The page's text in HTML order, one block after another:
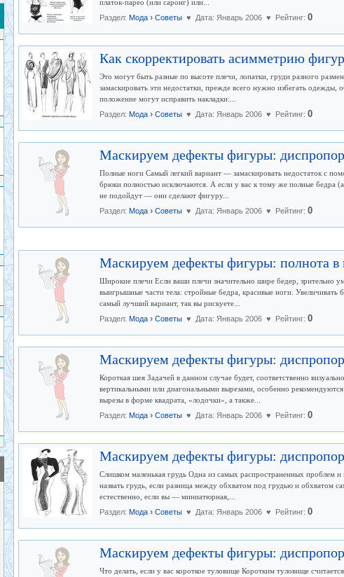
платок-парео (или саронг) или...
Раздел: Мода › Советы ♥ Дата: Январь 2006 ♥ Рейтинг: 0
Как скорректировать асимметрию
Это могут быть разные по высоте плечи, лопатки, груди разного
замаскировать эти недостатки, прежде всего нужно избегать
положение могут исправить накладки:...
Раздел: Мода › Советы ♥ Дата: Январь 2006 ♥ Рейтинг: 0
Маскируем дефекты фигуры:
Полные ноги Самый легкий вариант — замаскировать недостаток с
брюки полностью исключаются. А если у вас к тому же полные бедра
не подойдут — они сделают фигуру...
Раздел: Мода › Советы ♥ Дата: Январь 2006 ♥ Рейтинг: 0
Маскируем дефекты фигуры: полнота в
Широкие плечи Если ваши плечи значительно шире бедер, зрительно
выигрышные части тела: стройные бедра, красивые ноги.
самый лучший вариант, так вы рискуете...
Раздел: Мода › Советы ♥ Дата: Январь 2006 ♥ Рейтинг: 0
Маскируем дефекты фигуры:
Короткая шея Задачей в данном случае будет, соответственно
вертикальными или диагональными вырезами, особенно
вырезы в форме квадрата, «лодочки», а также...
Раздел: Мода › Советы ♥ Дата: Январь 2006 ♥ Рейтинг: 0
Маскируем дефекты фигуры:
Слишком маленькая грудь Одна из самых распространенных
назвать грудь, если разница между обхватом под грудью и обхватом
естественно, если вы — миниатюрная,...
Раздел: Мода › Советы ♥ Дата: Январь 2006 ♥ Рейтинг: 0
Маскируем дефекты фигуры:
Что делать, если у вас короткое туловище Коротким туловище